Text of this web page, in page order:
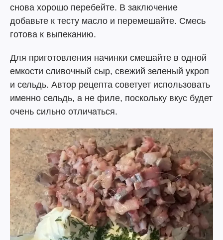
снова хорошо перебейте. В заключение
добавьте к тесту масло и перемешайте. Смесь
готова к выпеканию.
Для приготовления начинки смешайте в одной
емкости сливочный сыр, свежий зеленый укроп
и сельдь. Автор рецепта советует использовать
именно сельдь, а не филе, поскольку вкус будет
очень сильно отличаться.